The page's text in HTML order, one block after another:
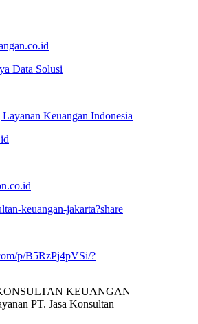
Data Solusi
Keuangan Indonesia
keuangan-jakarta?share
p/B5RzPj4pVSi/?
KEUANGAN
PT. Jasa Konsultan